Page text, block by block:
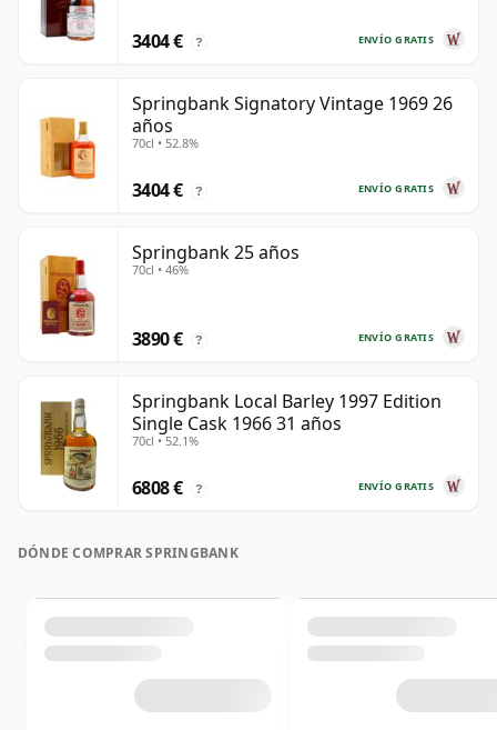
ENVÍO GRATIS
3404 € ?
Springbank Signatory Vintage 1969 26
años
70cl • 52.8%
ENVÍO GRATIS
3404 € ?
Springbank 25 años
70cl • 46%
ENVÍO GRATIS
3890 € ?
Springbank Local Barley 1997 Edition
Single Cask 1966 31 años
70cl • 52.1%
ENVÍO GRATIS
6808 € ?
DÓNDE COMPRAR SPRINGBANK